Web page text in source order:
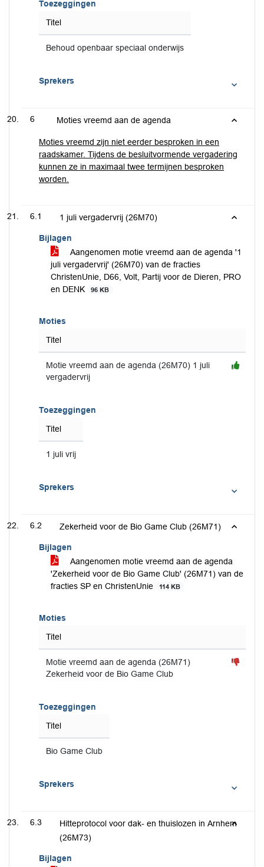
Toezeggingen
Titel
Behoud openbaar speciaal onderwijs
Sprekers
6 Moties vreemd aan de agenda
Moties vreemd zijn niet eerder besproken in een
raadskamer. Tijdens de besluitvormende vergadering
kunnen ze in maximaal twee termijnen besproken
worden.
6.1 1 juli vergadervrij (26M70)
Bijlagen
Aangenomen motie vreemd aan de agenda '1
juli vergadervrij' (26M70) van de fracties
ChristenUnie, D66, Volt, Partij voor de Dieren, PRO
en DENK
96 KB
Moties
Titel
Motie vreemd aan de agenda (26M70) 1 juli
vergadervrij
Toezeggingen
Titel
1 juli vrij
Sprekers
6.2 Zekerheid voor de Bio Game Club (26M71)
Bijlagen
Aangenomen motie vreemd aan de agenda
'Zekerheid voor de Bio Game Club' (26M71) van de
fracties SP en ChristenUnie
114 KB
Moties
Titel
Motie vreemd aan de agenda (26M71)
Zekerheid voor de Bio Game Club
Toezeggingen
Titel
Bio Game Club
Sprekers
6.3
Hitteprotocol voor dak- en thuislozen in Arnhem
(26M73)
Bijlagen